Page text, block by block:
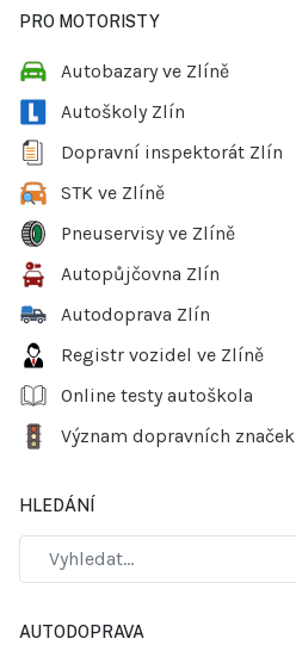
PRO MOTORISTY
Autobazary ve Zlíně
Autoškoly Zlín
Dopravní inspektorát Zlín
STK ve Zlíně
Pneuservisy ve Zlíně
Autopůjčovna Zlín
Autodoprava Zlín
Registr vozidel ve Zlíně
Online testy autoškola
Význam dopravních značek
HLEDÁNÍ
AUTODOPRAVA